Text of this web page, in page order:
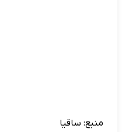
منبع: ساقیا